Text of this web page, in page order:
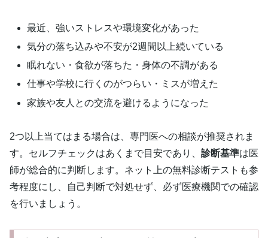
最近、強いストレスや環境変化があった
気分の落ち込みや不安が2週間以上続いている
眠れない・食欲が落ちた・身体の不調がある
仕事や学校に行くのがつらい・ミスが増えた
家族や友人との交流を避けるようになった
2つ以上当てはまる場合は、専門医への相談が推奨されま
す。セルフチェックはあくまで目安であり、 診断基準は医
師が総合的に判断します。ネット上の無料診断テストも参
考程度にし、自己判断で対処せず、必ず医療機関での確認
を行いましょう。